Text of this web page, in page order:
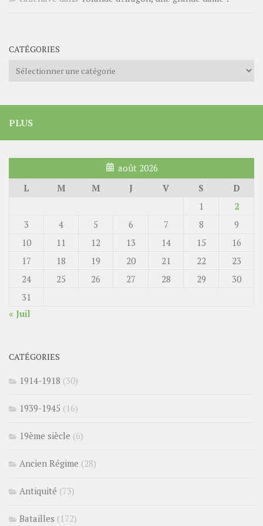
CATÉGORIES
Catégories
PLUS
août 2026
L
M M J V S
D
1
2
3
4 5 6 7 8
9
10
11 12 13 14 15
16
17
18 19 20 21 22
23
24
25 26 27 28 29
30
31
« Juil
CATÉGORIES
1914-1918 (30)
1939-1945 (16)
19ème siècle (6)
Ancien Régime (28)
Antiquité (73)
Batailles (172)